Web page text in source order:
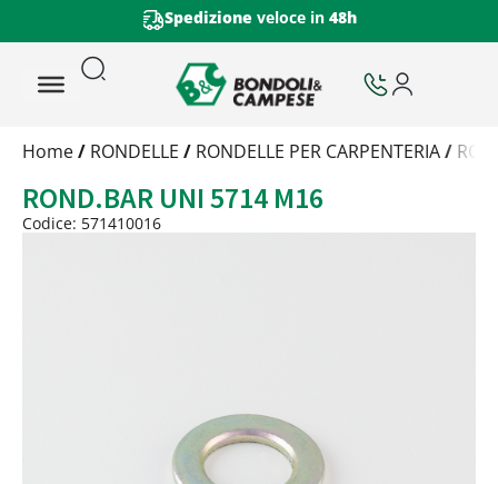
Spedizione veloce in 48h
Trattamento
Peso
Quantità
Home/ RONDELLE / RONDELLE PER CARPENTERIA/
ROND.BAR UNI 5714 M16
Codice: 571410016